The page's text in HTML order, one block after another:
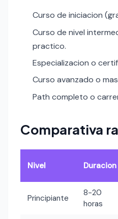
Curso de iniciacion
Curso de nivel
practico.
Especializacion o
Curso avanzado o
Path completo o
Comparativa
Nivel Duracion
Principiante
8-20
horas